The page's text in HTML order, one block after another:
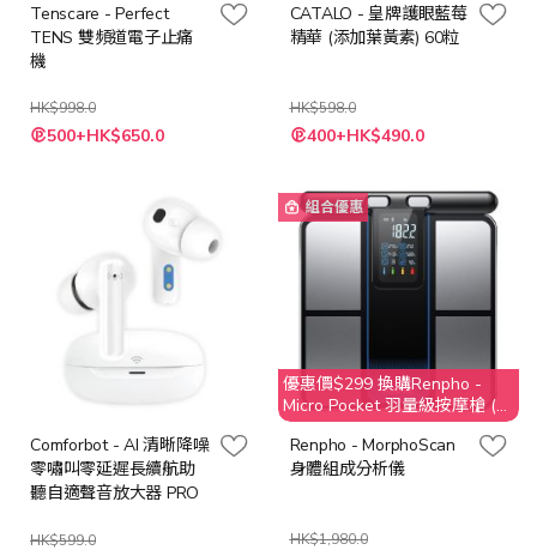
Tenscare - Perfect
TENS 雙頻道電子止痛
機
HK$998.0
特
殊 500+HK$650.0
CATALO - 皇牌護眼藍莓
精華 (添加葉黃素) 60粒
HK$598.0
特
殊 400+HK$490.0
Comforbot - AI 清晰降噪
零嘯叫零延遲長續航助
聽自適聲音放大器 PRO
HK$599.0
組合優惠
優惠價$299 換購Renpho -
Micro Pocket 羽量級按摩槍 (價
值 $499)
Renpho - MorphoScan
身體組成分析儀
HK$1,980.0